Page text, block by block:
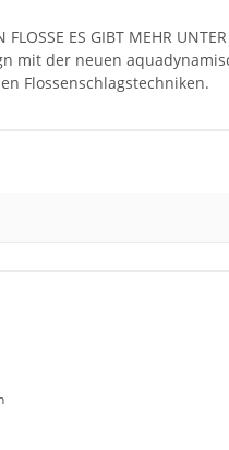
FLOSSE ES GIBT MEHR
mit der neuen
Flossenschlagstechniken.